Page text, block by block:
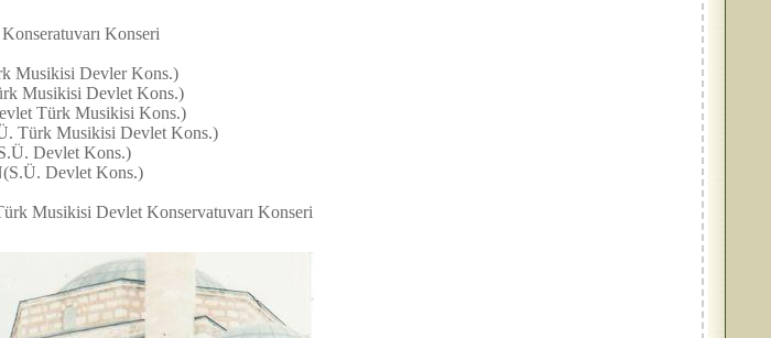
Konseri
Devler Kons.)
Devlet Kons.)
Musikisi Kons.)
Devlet Kons.)
Kons.)
Kons.)
Devlet Konservatuvarı Konseri